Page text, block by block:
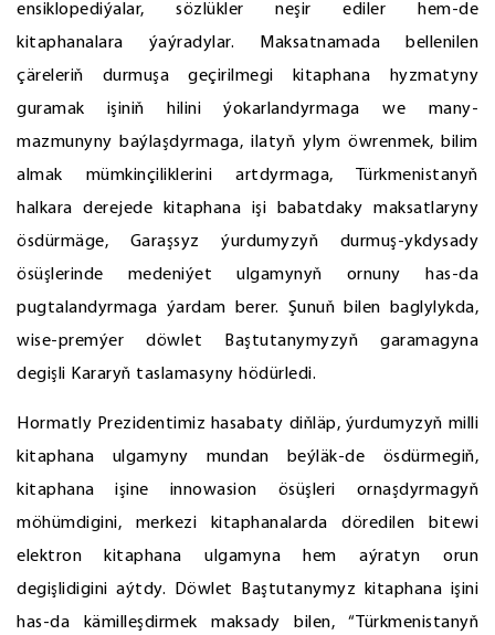
ensiklopediýalar, sözlükler neşir ediler hem-de
kitaphanalara ýaýradylar. Maksatnamada bellenilen
çäreleriň durmuşa geçirilmegi kitaphana hyzmatyny
guramak işiniň hilini ýokarlandyrmaga we many-
mazmunyny baýlaşdyrmaga, ilatyň ylym öwrenmek, bilim
almak mümkinçiliklerini artdyrmaga, Türkmenistanyň
halkara derejede kitaphana işi babatdaky maksatlaryny
ösdürmäge, Garaşsyz ýurdumyzyň durmuş-ykdysady
ösüşlerinde medeniýet ulgamynyň ornuny has-da
pugtalandyrmaga ýardam berer. Şunuň bilen baglylykda,
wise-premýer döwlet Baştutanymyzyň garamagyna
degişli Kararyň taslamasyny hödürledi.
Hormatly Prezidentimiz hasabaty diňläp, ýurdumyzyň milli
kitaphana ulgamyny mundan beýläk-de ösdürmegiň,
kitaphana işine innowasion ösüşleri ornaşdyrmagyň
möhümdigini, merkezi kitaphanalarda döredilen bitewi
elektron kitaphana ulgamyna hem aýratyn orun
degişlidigini aýtdy. Döwlet Baştutanymyz kitaphana işini
has-da kämilleşdirmek maksady bilen, “Türkmenistanyň